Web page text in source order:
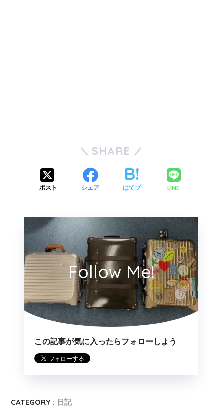
SHARE
ポスト シェア はてブ LINE
Follow Me!
この記事が気に入ったらフォローしよう
CATEGORY : 日記